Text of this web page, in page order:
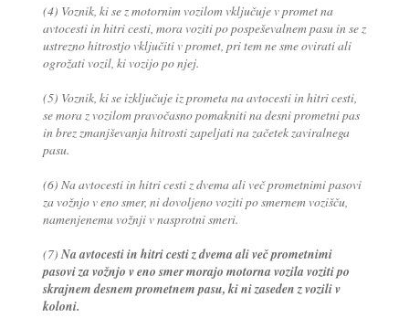
(4) Voznik, ki se z motornim vozilom vključuje v promet na
avtocesti in hitri cesti, mora voziti po pospeševalnem pasu in se z
ustrezno hitrostjo vključiti v promet, pri tem ne sme ovirati ali
ogrožati vozil, ki vozijo po njej.
(5) Voznik, ki se izključuje iz prometa na avtocesti in hitri cesti,
se mora z vozilom pravočasno pomakniti na desni prometni pas
in brez zmanjševanja hitrosti zapeljati na začetek zaviralnega
pasu.
(6) Na avtocesti in hitri cesti z dvema ali več prometnimi pasovi
za vožnjo v eno smer, ni dovoljeno voziti po smernem vozišču,
namenjenemu vožnji v nasprotni smeri.
(7) Na avtocesti in hitri cesti z dvema ali več prometnimi
pasovi za vožnjo v eno smer morajo motorna vozila voziti po
skrajnem desnem prometnem pasu, ki ni zaseden z vozili v
koloni.